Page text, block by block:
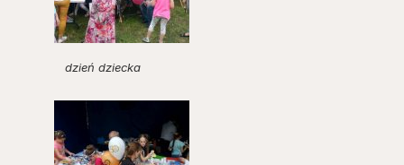
dzień dziecka